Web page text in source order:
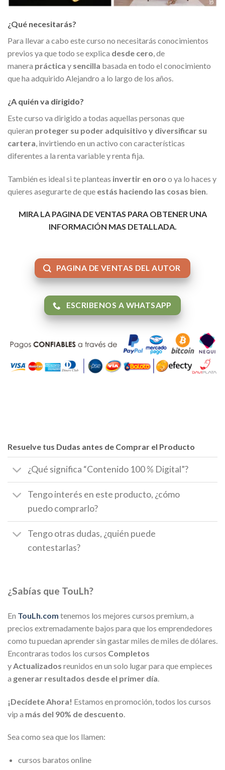
¿Qué necesitarás?
Para llevar a cabo este curso no necesitarás conocimientos
previos ya que todo se explica desde cero, de
manera práctica y sencilla basada en todo el conocimiento
que ha adquirido Alejandro a lo largo de los años.
¿A quién va dirigido?
Este curso va dirigido a todas aquellas personas que
quieran proteger su poder adquisitivo y diversificar su
cartera , invirtiendo en un activo con características
diferentes a la renta variable y renta fija.
También es ideal si te planteas invertir en oro o ya lo haces y
quieres asegurarte de que estás haciendo las cosas bien
MIRA LA PAGINA DE VENTAS PARA OBTENER UNA
INFORMACIÓN MAS DETALLADA.
PAGINA DE VENTAS DEL AUTOR
ESCRIBENOS A WHATSAPP
Resuelve tus Dudas antes de Comprar el Producto
¿Qué significa “Contenido 100 % Digital”?
Tengo interés en este producto, ¿cómo
puedo comprarlo?
Tengo otras dudas, ¿quién puede
contestarlas?
¿Sabías que TouLh?
En TouLh.com tenemos los mejores cursos premium, a
precios extremadamente bajos para que los emprendedores
como tu puedan aprender sin gastar miles de miles de dólares.
Encontraras todos los cursos Completos
y Actualizados reunidos en un solo lugar para que empieces
a generar resultados desde el primer día
¡Decídete Ahora! Estamos en promoción, todos los cursos
vip a más del 90% de descuento
Sea como sea que los llamen:
cursos baratos online